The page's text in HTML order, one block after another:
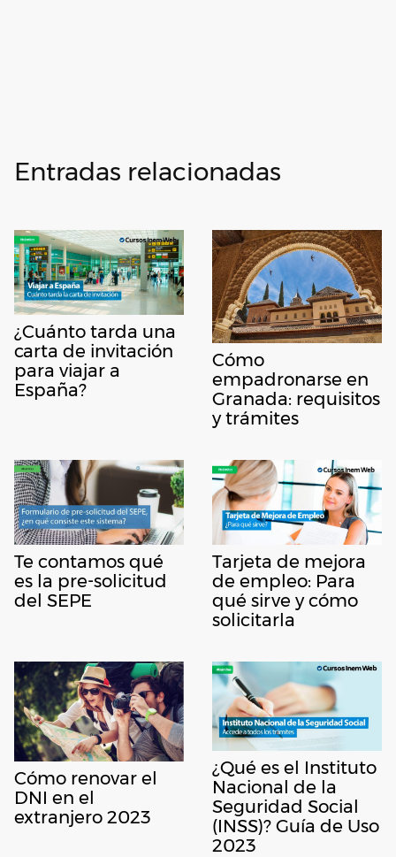
Entradas relacionadas
¿Cuánto tarda una
carta de invitación
para viajar a
España?
Cómo
empadronarse en
Granada: requisitos
y trámites
Te contamos qué
es la pre-solicitud
del SEPE
Tarjeta de mejora
de empleo: Para
qué sirve y cómo
solicitarla
Cómo renovar el
DNI en el
extranjero 2023
¿Qué es el Instituto
Nacional de la
Seguridad Social
(INSS)? Guía de Uso
2023